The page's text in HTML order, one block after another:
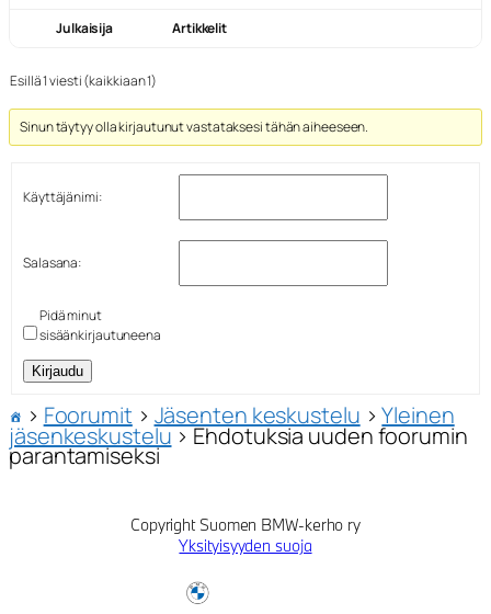
Julkaisija Artikkelit
Esillä 1 viesti (kaikkiaan 1)
Sinun täytyy olla kirjautunut vastataksesi tähän aiheeseen.
Käyttäjänimi:
Salasana:
Pidä minut
sisäänkirjautuneena
Kirjaudu
› Foorumit › Jäsenten keskustelu ›Yleinen
jäsenkeskustelu›Ehdotuksia uuden foorumin
parantamiseksi
Copyright Suomen BMW-kerho ry
Yksityisyyden suoja